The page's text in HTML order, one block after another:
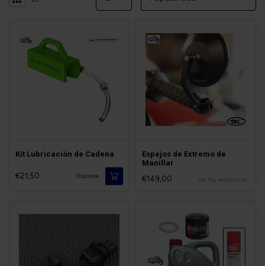
Kit Lubricación de Cadena
€21,50 Disponible
Espejos de Extremo de
Manillar
€149,00
No hay existencias